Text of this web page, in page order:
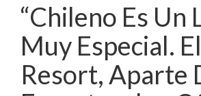
“Chileno Es Un
Muy Especial. El
Resort, Aparte